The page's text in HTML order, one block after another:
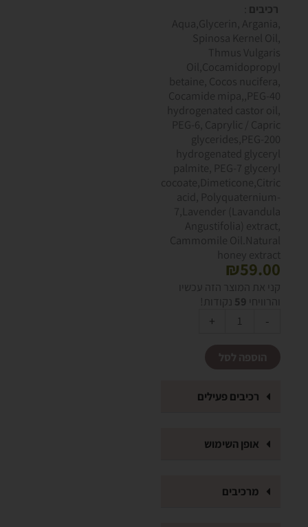
רכיבים
,Aqua,Glycerin, Argania
Spinosa Kernel Oil,
Thmus Vulgaris
Oil,Cocamidopropyl
betaine, Cocos nucifera,
Cocamide mipa,,PEG-40
hydrogenated castor oil,
PEG-6, Caprylic / Capric
glycerides,PEG-200
hydrogenated glyceryl
palmite, PEG-7 glyceryl
cocoate,Dimeticone,Citric
acid, Polyquaternium-
7,Lavender (Lavandula
Angustifolia) extract,
Cammomile Oil.Natural
honey extract
₪59.00
קני את המוצר הזה עכשיו
והרוויחי 59 נקודות!
-
כמות
של
+
רכיבים פעילים
אופן השימוש
מרכיבים